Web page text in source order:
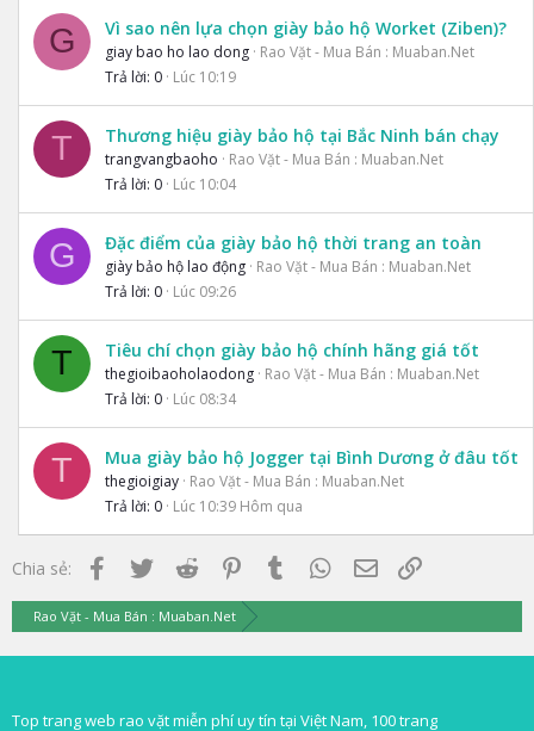
G Vì sao nên lựa chọn giày bảo hộ Worket (Ziben)?
giay bao ho lao dong Rao Vặt - Mua Bán : Muaban.Net
Trả lời 0 Lúc 10:19
T Thương hiệu giày bảo hộ tại Bắc Ninh bán chạy
trangvangbaoho
Rao Vặt - Mua Bán : Muaban.Net
Trả lời 0 Lúc 10:04
G Đặc điểm của giày bảo hộ thời trang an toàn
giày bảo hộ lao động Rao Vặt - Mua Bán : Muaban.Net
Trả lời 0 Lúc 09:26
T Tiêu chí chọn giày bảo hộ chính hãng giá tốt
thegioibaoholaodong Rao Vặt - Mua Bán : Muaban.Net
Trả lời 0 Lúc 08:34
T Mua giày bảo hộ Jogger tại Bình Dương ở đâu tốt
thegioigiay Rao Vặt - Mua Bán : Muaban.Net
Trả lời 0 Lúc 10:39 Hôm qua
Chia sẻ: Facebook
Twitter Reddit PinterestTumblr WhatsApp
Email
Rao Vặt - Mua Bán : Muaban.Net
Top trang web rao vặt miễn phí uy tín tại Việt Nam, 100 trang